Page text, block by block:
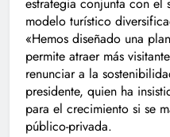
estrategia conjunta con el
modelo turístico
«Hemos diseñado una
permite atraer más
renunciar a la
presidente, quien ha
para el crecimiento si se
público-privada.